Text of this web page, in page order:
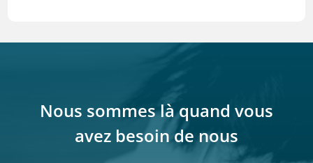
Nous sommes là quand vous
avez besoin de nous